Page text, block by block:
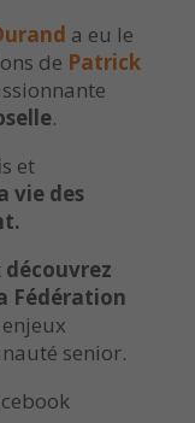
a eu le
de Patrick
.
et
vie des
découvrez
Fédération
senior.